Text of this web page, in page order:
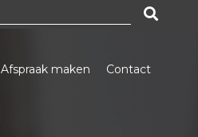
Afspraak maken Contact